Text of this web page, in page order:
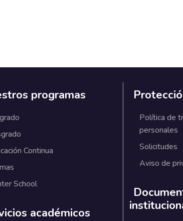
programas
Continua
School
académicos
Política de
personales
Solicitudes
Aviso de